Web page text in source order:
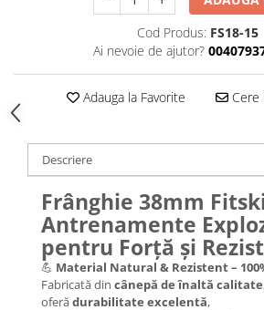
Cod Produs: FS18-15
Ai nevoie de ajutor?
Adauga la Favorite Cere
Descriere
Frânghie 38mm
Antrenamente
pentru Forță și
💪 Material Natural & Rezistent –
Fabricată din cânepă de înaltă calitate
oferădurabilitate excelentă,